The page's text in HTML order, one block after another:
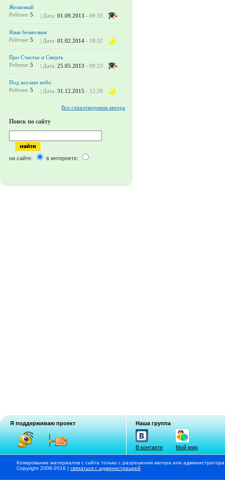
Желаемый
Рейтинг 5 | Дата: 01.09.2013 - 09:35
Язык безмолвия
Рейтинг 5 | Дата: 01.02.2014 - 18:32
Про Счастье и Смерть
Рейтинг 5 | Дата: 25.05.2013 - 09:23
Под ногами небо
Рейтинг 5 | Дата: 31.12.2015 - 12:29
Все стихотворения автора
Поиск по сайту
на сайте: в интернете:
Я поддерживаю проект Наша группа
В контакте Мой мир
Копирование материалов с сайта только с разрешения автора или
Copyright 2008-2016 | связаться с администрацией